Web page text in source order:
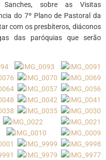
Sanches, sobre as Visitas
do 7º Plano de Pastoral da
com os presbíteros, diáconos
das paróquias que serão